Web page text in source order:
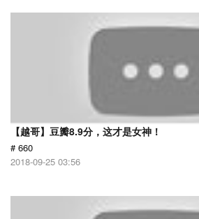
【越哥】豆瓣8.9分，这才是女神！
# 660
2018-09-25 03:56